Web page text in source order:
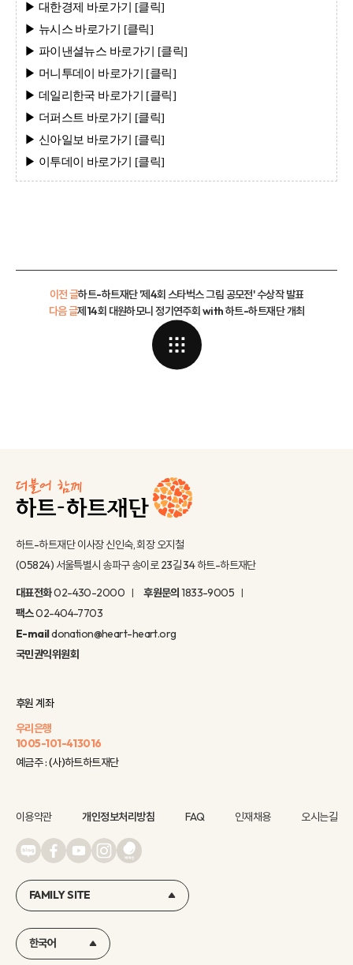
▶ 대한경제 바로가기 [클릭]
▶ 뉴시스 바로가기 [클릭]
▶ 파이낸셜뉴스 바로가기 [클릭]
▶ 머니투데이 바로가기 [클릭]
▶ 데일리한국 바로가기 [클릭]
▶ 더퍼스트 바로가기 [클릭]
▶ 신아일보 바로가기 [클릭]
▶ 이투데이 바로가기 [클릭]
이전 글하트-하트재단 '제4회 스타벅스 그림 공모전' 수상작 발표
제14회 대원하모니 정기연주회 with 하트-하트재단 개최
다음 글
하트-하트재단 이사장 신인숙, 회장 오지철
(05824) 서울특별시 송파구 송이로 23길 34 하트-하트재단
대표전화02-430-2000 후원문의1833-9005
팩스02-404-7703
E-maildonation@heart-heart.org
국민권익위원회
후원 계좌
우리은행
1005-101-413016
예금주 : (사)하트하트재단
이용약관 개인정보처리방침 FAQ 인재채용 오시는길
FAMILY SITE
한국어